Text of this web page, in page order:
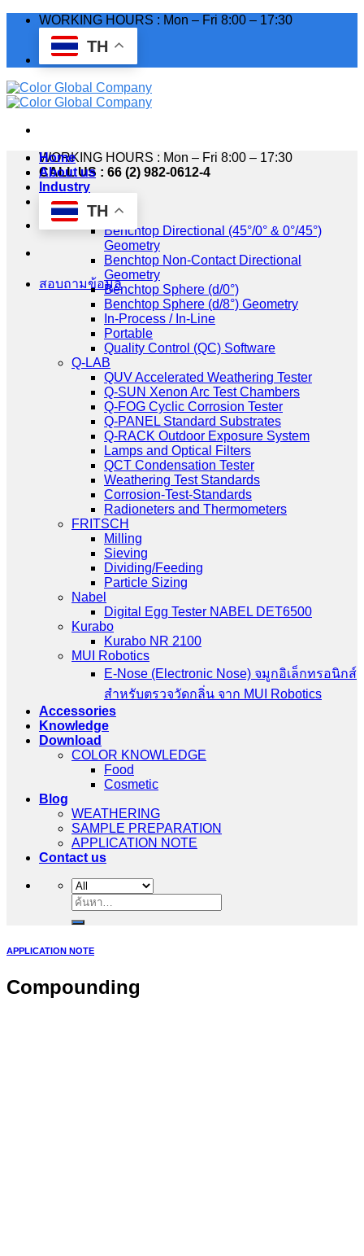
Skip
WORKING HOURS : Mon – Fri 8:00 – 17:30
TH
WORKING HOURS : Mon – Fri 8:00 – 17:30
CALL US : 66 (2) 982-0612-4
TH
สอบถามข้อมูล
Home
About us
Industry
Products
HunterLab
Benchtop Directional (45°/0° & 0°/45°)
Geometry
Benchtop Non-Contact Directional
Geometry
Benchtop Sphere (d/0°)
Benchtop Sphere (d/8°) Geometry
In-Process / In-Line
Portable
Quality Control (QC) Software
Q-LAB
QUV Accelerated Weathering Tester
Q-SUN Xenon Arc Test Chambers
Q-FOG Cyclic Corrosion Tester
Q-PANEL Standard Substrates
Q-RACK Outdoor Exposure System
Lamps and Optical Filters
QCT Condensation Tester
Weathering Test Standards
Corrosion-Test-Standards
Radioneters and Thermometers
FRITSCH
Milling
Sieving
Dividing/Feeding
Particle Sizing
Nabel
Digital Egg Tester NABEL DET6500
Kurabo
Kurabo NR 2100
MUI Robotics
E‑Nose (Electronic Nose) จมูกอิเล็กทรอนิกส์
สำหรับตรวจวัดกลิ่น จาก MUI Robotics
Accessories
Knowledge
Download
COLOR KNOWLEDGE
Food
Cosmetic
Blog
WEATHERING
SAMPLE PREPARATION
APPLICATION NOTE
Contact us
ค้นหา:
APPLICATION NOTE
Compounding